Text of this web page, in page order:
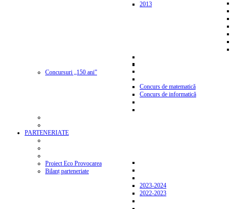
2013
Concursuri „150 ani”
Concurs de matematică
Concurs de informatică
PARTENERIATE
Proiect Eco Provocarea
Bilanț parteneriate
2023-2024
2022-2023